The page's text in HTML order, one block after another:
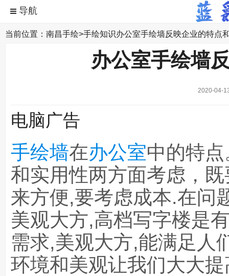
当前位置： 南昌手绘>手绘知识办公室手绘墙反映企业的特点
办公室手绘墙
2020-04-
电脑广告
手绘墙在办公室中的特
和实用性两方面考虑，
来方便,要考虑成本.在问
美观大方,高档写字楼是
需求,美观大方,能满足人
环境和美观让我们大大